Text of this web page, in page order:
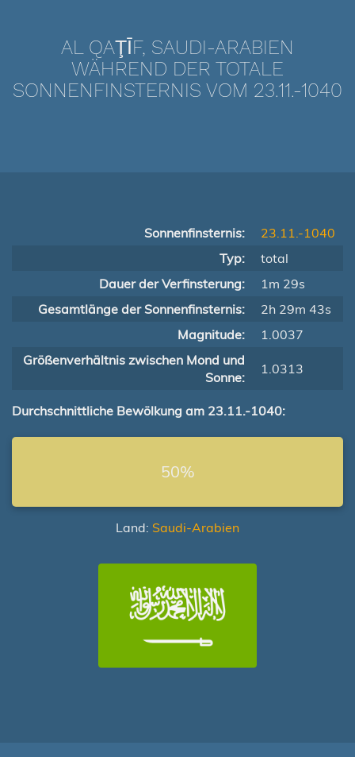
AL QAŢĪF, SAUDI-ARABIEN
WÄHREND DER TOTALE
SONNENFINSTERNIS VOM 23.11.-1040
Sonnenfinsternis:
23.11.-1040
Typ:
total
Dauer der Verfinsterung:
1m 29s
Gesamtlänge der Sonnenfinsternis:
2h 29m 43s
Magnitude:
1.0037
Größenverhältnis zwischen Mond und
Sonne:
1.0313
Durchschnittliche Bewölkung am 23.11.-1040:
50%
Land: Saudi-Arabien